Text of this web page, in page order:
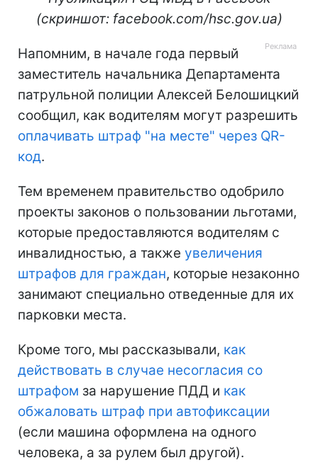
(скриншот: facebook.com/hsc.gov.ua)
Напомним, в начале года первый
заместитель начальника Департамента
патрульной полиции Алексей Белошицкий
сообщил, как водителям могут разрешить
оплачивать штраф "на месте" через QR-
код.
Тем временем правительство одобрило
проекты законов о пользовании льготами,
которые предоставляются водителям с
инвалидностью, а также увеличения
штрафов для граждан, которые незаконно
занимают специально отведенные для их
парковки места.
Кроме того, мы рассказывали, как
действовать в случае несогласия со
штрафом за нарушение ПДД и как
обжаловать штраф при автофиксации
(если машина оформлена на одного
человека, а за рулем был другой).